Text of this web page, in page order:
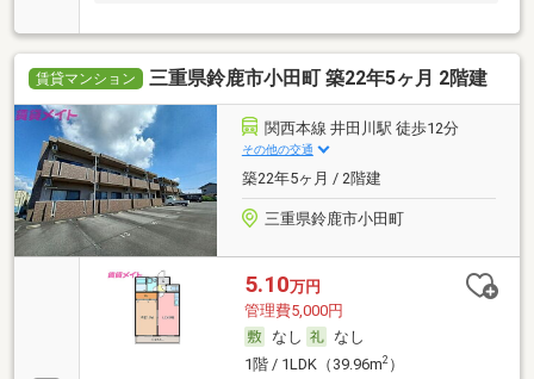
賃貸マンション 三重県鈴鹿市小田町 築22年5ヶ月 2階建
関西本線 井田川駅 徒歩12分
その他の交通
築22年5ヶ月 / 2階建
三重県鈴鹿市小田町
5.10万円
管理費5,000円
なし
なし
1階 / 1LDK（39.96m2）